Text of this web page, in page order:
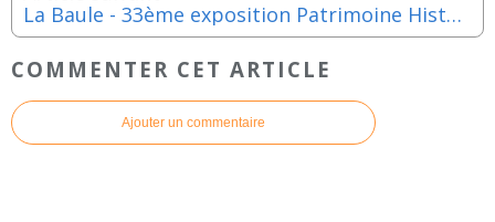
La Baule - 33ème exposition Patrimoine Histoire Locale du vendredi 7 au vendredi 21 août 2026
COMMENTER CET ARTICLE
Ajouter un commentaire